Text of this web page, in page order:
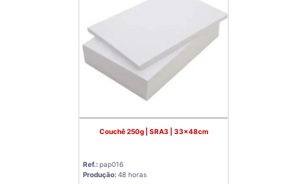
Couchê 250g | SRA3 | 33x48cm
Ref.:pap016
Produção:48 horas